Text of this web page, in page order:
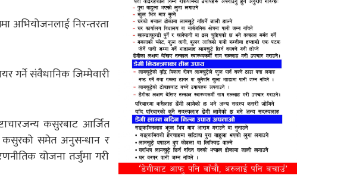
अभियोजनलाई निरन्तरता
गर्ने संवैधानिक जिम्मेवारी
कसुरबाट आर्जित
कसुरको समेत अनुसन्धान र
योजना तर्जुमा गरी